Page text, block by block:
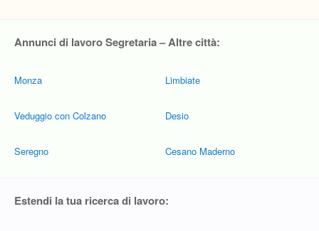
Annunci di lavoro Segretaria – Altre città:
Monza
Veduggio con Colzano
Seregno
Limbiate
Desio
Cesano Maderno
Estendi la tua ricerca di lavoro: